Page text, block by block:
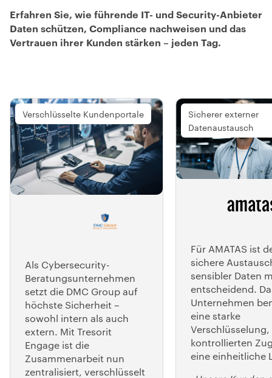
Erfahren Sie, wie führende IT- und Security-Anbieter
Daten schützen, Compliance nachweisen und das
Vertrauen ihrer Kunden stärken – jeden Tag.
Verschlüsselte Kundenportale
Als Cybersecurity-
Beratungsunternehmen
setzt die DMC Group auf
höchste Sicherheit –
sowohl intern als auch
extern. Mit Tresorit
Engage ist die
Zusammenarbeit nun
zentralisiert, verschlüsselt
Sicherer externer
Datenaustausch
Für AMATAS ist
sichere
sensibler Daten
entscheidend.
Unternehmen
eine starke
Verschlüsselung,
kontrollierten
eine einheitliche